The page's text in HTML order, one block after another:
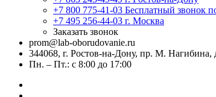
+7 800 775-41-03 Бесплатный звонок
+7 495 256-44-03 г. Москва
Заказать звонок
prom@lab-oborudovanie.ru
344068, г. Ростов-на-Дону, пр. М.
Пн. – Пт.: с 8:00 до 17:00